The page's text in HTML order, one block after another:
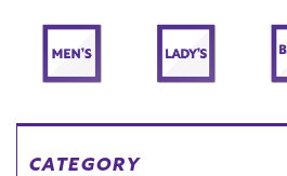
ファッションTOP
スノーTOP
CATEGORY